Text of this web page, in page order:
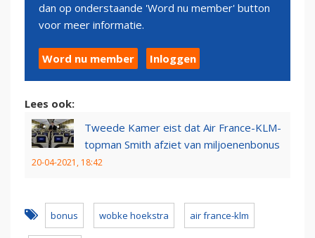
dan op onderstaande 'Word nu member' button
voor meer informatie.
Word nu member Inloggen
Lees ook:
Tweede Kamer eist dat Air France-KLM-
topman Smith afziet van miljoenenbonus
20-04-2021, 18:42
bonus wobke hoekstra air france-klm